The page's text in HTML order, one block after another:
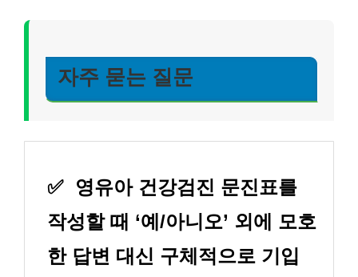
자주 묻는 질문
✅
영유아 건강검진 문진표를
작성할 때 ‘예/아니오’ 외에 모호
한 답변 대신 구체적으로 기입